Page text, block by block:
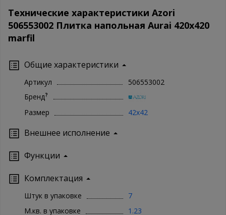
Технические характеристики Azori
506553002 Плитка напольная Aurai 420х420
marfil
Общие характеристики
Артикул
506553002
Бренд?
Размер 42x42
Внешнее исполнение
Функции
Комплектация
Штук в упаковке
7
М.кв. в упаковке
1.23